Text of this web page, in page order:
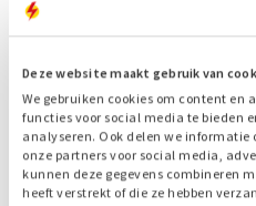
Deze website maakt gebruik van
We gebruiken cookies om content en
functies voor social media te bieden
analyseren. Ook delen we informatie
onze partners voor social media,
kunnen deze gegevens combineren
heeft verstrekt of die ze hebben
Guy Dreessen van Engie vult aan
on- en off-grid peakshaving. We
Ook Jaap Fluit, directeur van
eens:“In de energietransitie
energie een belangrijke
hebben we een flexibele en